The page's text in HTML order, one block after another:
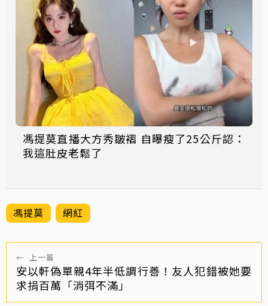
馮提莫直播大方秀皺褶 自曝瘦了25公斤認：
我這肚皮老鬆了
馮提莫 網紅
← 上一篇
安以軒偽單親4年半低調行善！友人犯錯被她要
求捐百萬「消弭不滿」